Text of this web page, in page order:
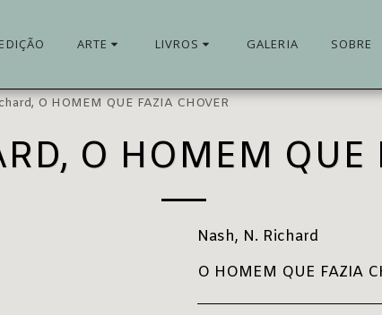
EDIÇÃO ARTE LIVROS GALERIA SOBRE
O HOMEM QUE FAZIA CHOVER
O HOMEM QUE
Nash, N. Richard
O HOMEM QUE FAZIA